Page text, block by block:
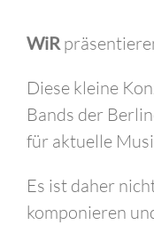
WiR
Diese kleine
Bands der
für aktuelle
Es ist daher
komponieren